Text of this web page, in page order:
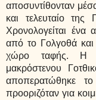
αποσυντίθονταν
και τελευταίο
Χρονολογείται
από το Γολγοθά
χώρο ταφής. Η
μακρόστενου
αποπερατώθηκε
προοριζόταν για